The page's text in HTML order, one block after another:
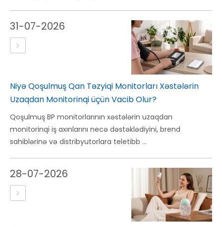
31-07-2026
Niyə Qoşulmuş Qan Təzyiqi Monitorları Xəstələrin
Uzaqdan Monitorinqi üçün Vacib Olur?
Qoşulmuş BP monitorlarının xəstələrin uzaqdan
monitorinqi iş axınlarını necə dəstəklədiyini, brend
sahiblərinə və distribyutorlara teletibb ...
28-07-2026